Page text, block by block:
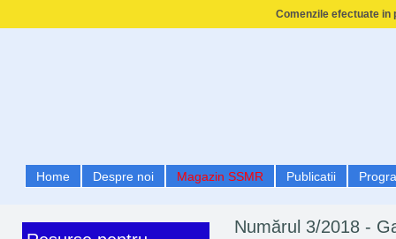
Comenzile efectuate in
Home Despre noi Magazin SSMR Publicatii
Numărul 3/2018 -